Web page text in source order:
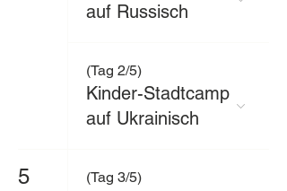
auf Russisch
(Tag 2/5)
Kinder-Stadtcamp
auf Ukrainisch
5 (Tag 3/5)